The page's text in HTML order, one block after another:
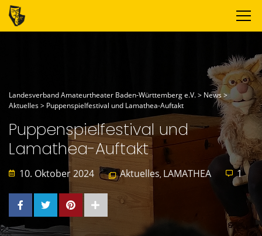
Landesverband Amateurtheater Baden-Württemberg e.V.> News>
Aktuelles> Puppenspielfestival und Lamathea-Auftakt
Puppenspielfestival und
Lamathea-Auftakt
10. Oktober 2024 Aktuelles, LAMATHEA 1